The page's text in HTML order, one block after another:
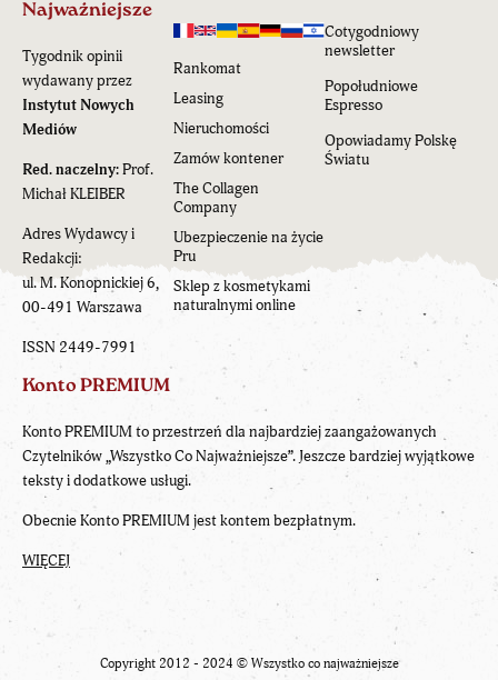
Najważniejsze
Tygodnik opinii
wydawany przez
Instytut Nowych
Mediów
Red. naczelny:Prof.
Michał KLEIBER
Adres Wydawcy i
Redakcji:
ul. M. Konopnickiej 6,
00-491 Warszawa
ISSN 2449-7991
Rankomat
Leasing
Nieruchomości
Zamów kontener
The Collagen
Company
Ubezpieczenie na życie
Pru
Sklep z kosmetykami
naturalnymi online
Cotygodniowy
newsletter
Popołudniowe
Espresso
Opowiadamy Polskę
Światu
Konto PREMIUM
Konto PREMIUM to przestrzeń dla najbardziej zaangażowanych
Czytelników „Wszystko Co Najważniejsze”. Jeszcze bardziej wyjątkowe
teksty i dodatkowe usługi.
Obecnie Konto PREMIUM jest kontem bezpłatnym.
WIĘCEJ
Copyright 2012 - 2024 © Wszystko co najważniejsze